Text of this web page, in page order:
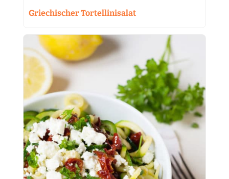
Griechischer Tortellinisalat